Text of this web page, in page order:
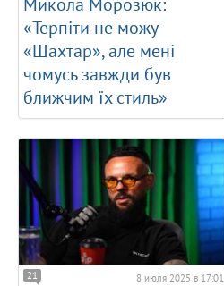
Микола Морозюк:
«Терпіти не можу
«Шахтар», але мені
чомусь завжди був
ближчим їх стиль»
21 8 июля 2025 в 17:01